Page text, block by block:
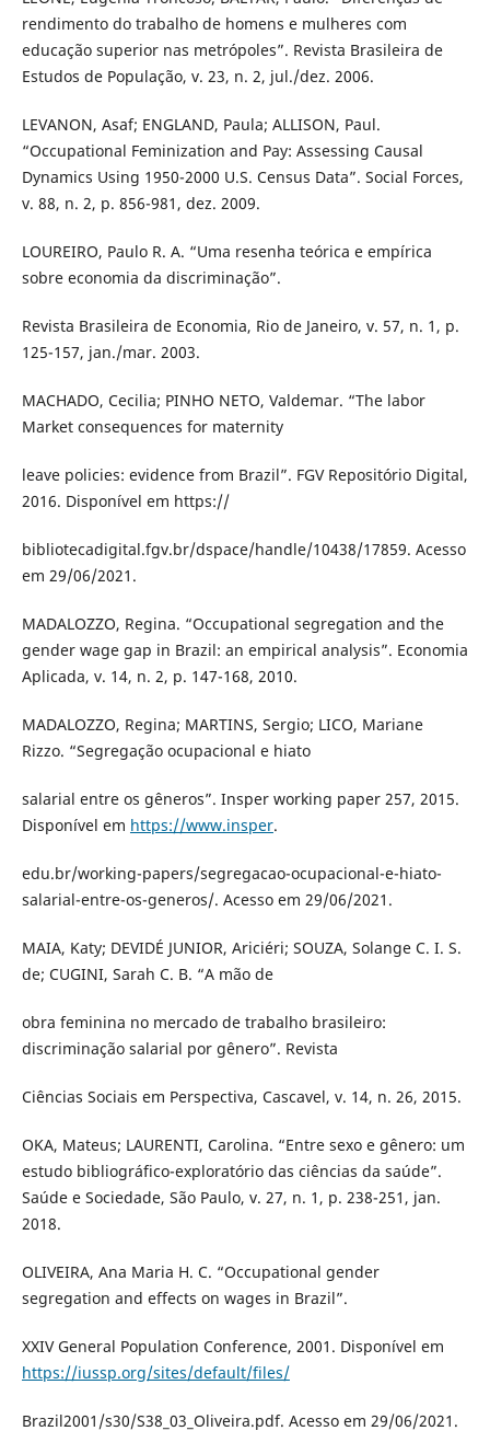
rendimento do trabalho de homens e mulheres com
educação superior nas metrópoles”. Revista Brasileira de
Estudos de População, v. 23, n. 2, jul./dez. 2006.
LEVANON, Asaf; ENGLAND, Paula; ALLISON, Paul.
“Occupational Feminization and Pay: Assessing Causal
Dynamics Using 1950-2000 U.S. Census Data”. Social Forces,
v. 88, n. 2, p. 856-981, dez. 2009.
LOUREIRO, Paulo R. A. “Uma resenha teórica e empírica
sobre economia da discriminação”.
Revista Brasileira de Economia, Rio de Janeiro, v. 57, n. 1, p.
125-157, jan./mar. 2003.
MACHADO, Cecilia; PINHO NETO, Valdemar. “The labor
Market consequences for maternity
leave policies: evidence from Brazil”. FGV Repositório Digital,
2016. Disponível em https://
bibliotecadigital.fgv.br/dspace/handle/10438/17859. Acesso
em 29/06/2021.
MADALOZZO, Regina. “Occupational segregation and the
gender wage gap in Brazil: an empirical analysis”. Economia
Aplicada, v. 14, n. 2, p. 147-168, 2010.
MADALOZZO, Regina; MARTINS, Sergio; LICO, Mariane
Rizzo. “Segregação ocupacional e hiato
salarial entre os gêneros”. Insper working paper 257, 2015.
Disponível em https://www.insper.
edu.br/working-papers/segregacao-ocupacional-e-hiato-
salarial-entre-os-generos/. Acesso em 29/06/2021.
MAIA, Katy; DEVIDÉ JUNIOR, Ariciéri; SOUZA, Solange C. I. S.
de; CUGINI, Sarah C. B. “A mão de
obra feminina no mercado de trabalho brasileiro:
discriminação salarial por gênero”. Revista
Ciências Sociais em Perspectiva, Cascavel, v. 14, n. 26, 2015.
OKA, Mateus; LAURENTI, Carolina. “Entre sexo e gênero: um
estudo bibliográfico-exploratório das ciências da saúde”.
Saúde e Sociedade, São Paulo, v. 27, n. 1, p. 238-251, jan.
2018.
OLIVEIRA, Ana Maria H. C. “Occupational gender
segregation and effects on wages in Brazil”.
XXIV General Population Conference, 2001. Disponível em
https://iussp.org/sites/default/files/
Brazil2001/s30/S38_03_Oliveira.pdf. Acesso em 29/06/2021.